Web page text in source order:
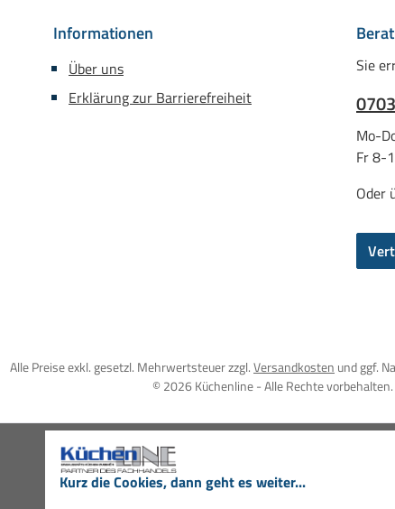
Kurz die Cookies, dann geht es weiter...
Informationen
Über uns
Erklärung zur Barrierefreiheit
Sie
Mo-
Fr 8-
Oder
Alle Preise exkl. gesetzl. Mehrwertsteuer zzgl.Versandkosten und ggf.
© 2026 Küchenline - Alle Rechte